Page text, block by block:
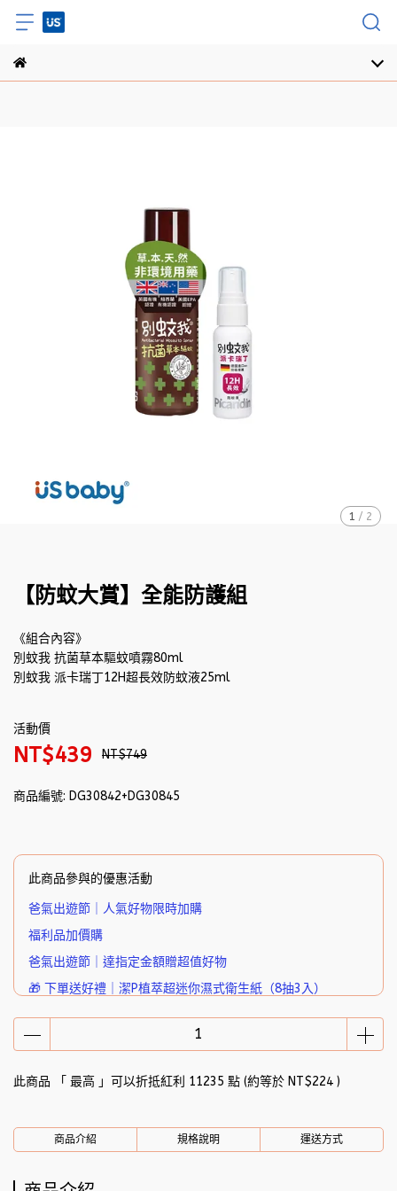
1 / 2
【防蚊大賞】全能防護組
《組合內容》
別蚊我 抗菌草本驅蚊噴霧80ml
別蚊我 派卡瑞丁12H超長效防蚊液25ml
活動價
NT$439 NT$749
商品編號: DG30842+DG30845
此商品參與的優惠活動
爸氣出遊節｜人氣好物限時加購
福利品加價購
爸氣出遊節｜達指定金額贈超值好物
🎁 下單送好禮｜潔P植萃超迷你濕式衛生紙（8抽3入）
此商品 「 最高 」可以折抵紅利 11235 點 (約等於 NT$224 )
商品介紹 規格說明 運送方式